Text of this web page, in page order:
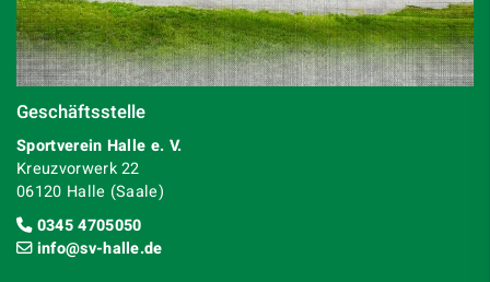
Geschäftsstelle
Sportverein Halle e. V.
Kreuzvorwerk 22
06120 Halle (Saale)
0345 4705050
info@sv-halle.de